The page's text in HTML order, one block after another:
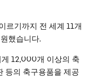
르기까지 전 세계 11개
했습니다.
12,000개 이상의 축
등의 축구용품을 제공